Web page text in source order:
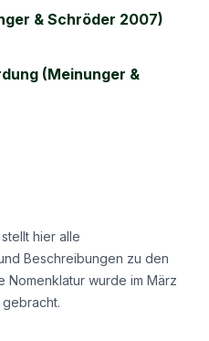
& Schröder 2007)
(Meinunger &
hier alle
Beschreibungen zu den
Nomenklatur wurde im März